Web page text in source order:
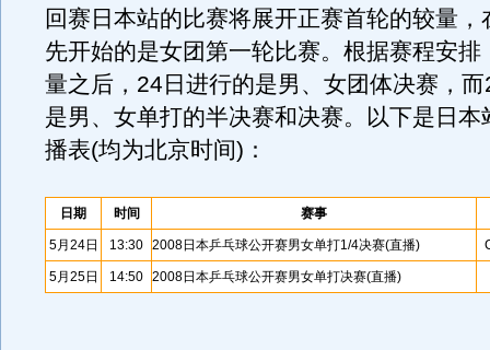
回赛日本站的比赛将展开正赛首轮的较量
先开始的是女团第一轮比赛。根据赛程安排
量之后，24日进行的是男、女团体决赛，
是男、女单打的半决赛和决赛。以下是日本
播表(均为北京时间)：
日期 时间 赛事
5月24日 13:30 2008日本乒乓球公开赛男女单打1/4决赛(直播)
5月25日 14:50 2008日本乒乓球公开赛男女单打决赛(直播)